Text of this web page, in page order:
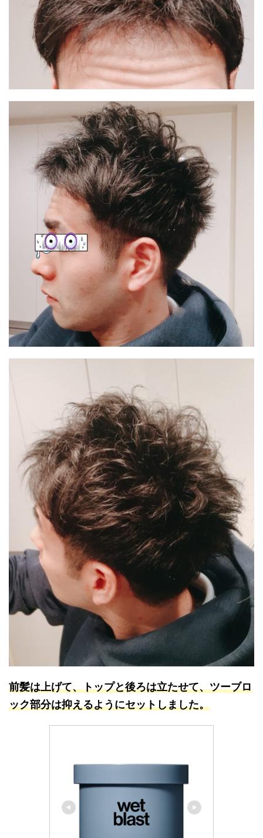
前髪は上げて、トップと後ろは立たせて、ツーブロ
ック部分は抑えるようにセットしました。